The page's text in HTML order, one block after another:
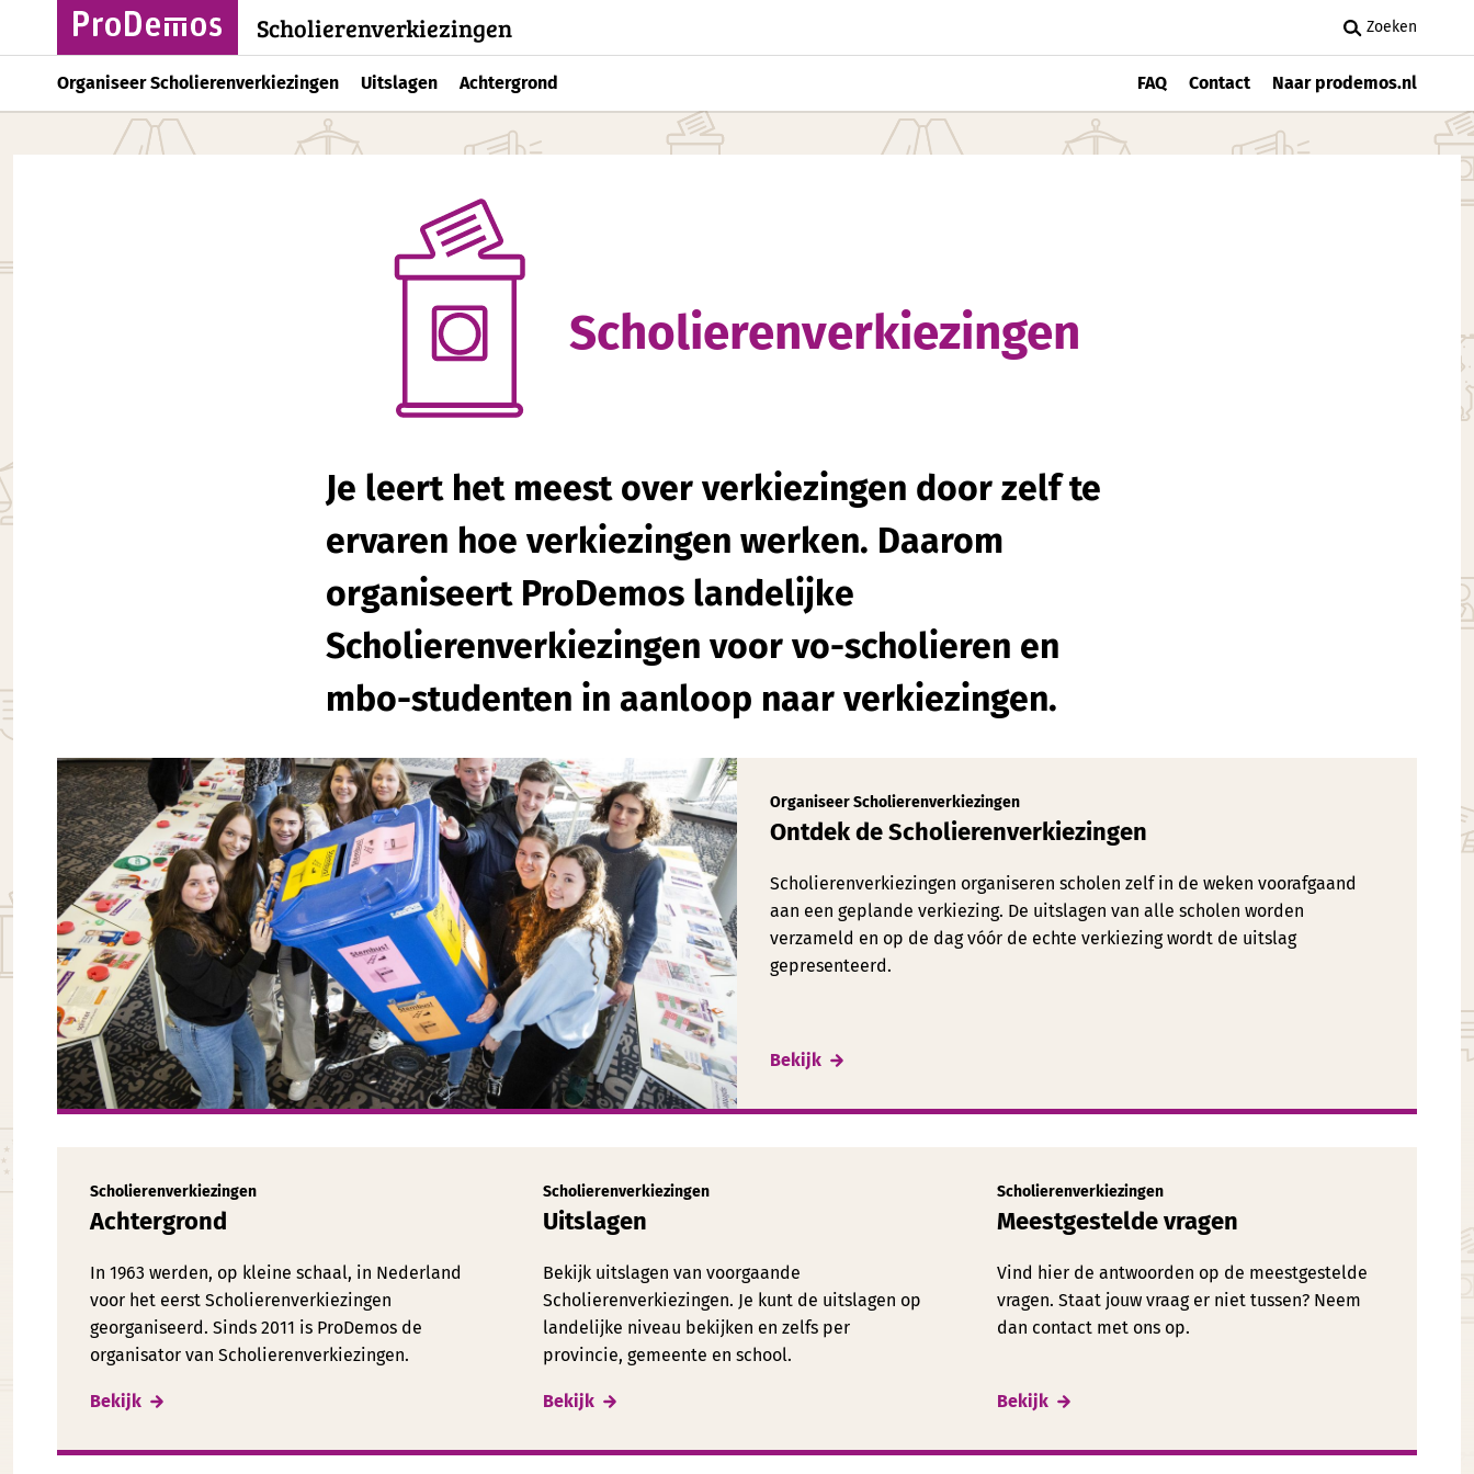
Scholierenverkiezingen Zoeken
Organiseer Scholierenverkiezingen Uitslagen Achtergrond FAQ Contact Naar prodemos.nl
Scholierenverkiezingen
Je leert het meest over verkiezingen door zelf te
ervaren hoe verkiezingen werken. Daarom
organiseert ProDemos landelijke
Scholierenverkiezingen voor vo-scholieren en
mbo-studenten in aanloop naar verkiezingen.
Ontdek de Scholierenverkiezingen
Organiseer Scholierenverkiezingen
Scholierenverkiezingen organiseren scholen zelf in de weken voorafgaand
aan een geplande verkiezing. De uitslagen van alle scholen worden
verzameld en op de dag vóór de echte verkiezing wordt de uitslag
gepresenteerd.
Bekijk
Achtergrond
Scholierenverkiezingen
In 1963 werden, op kleine schaal, in Nederland
voor het eerst Scholierenverkiezingen
georganiseerd. Sinds 2011 is ProDemos de
organisator van Scholierenverkiezingen.
Bekijk
Uitslagen
Scholierenverkiezingen
Bekijk uitslagen van voorgaande
Scholierenverkiezingen. Je kunt de uitslagen op
landelijke niveau bekijken en zelfs per
provincie, gemeente en school.
Bekijk
Meestgestelde vragen
Scholierenverkiezingen
Vind hier de antwoorden op de meestgestelde
vragen. Staat jouw vraag er niet tussen? Neem
dan contact met ons op.
Bekijk